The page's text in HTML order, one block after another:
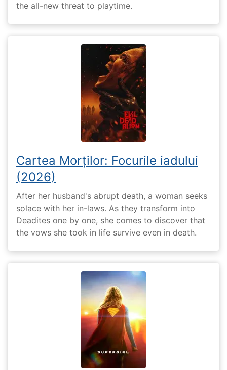
the all-new threat to playtime.
Cartea Morților: Focurile iadului
(2026)
After her husband's abrupt death, a woman seeks
solace with her in-laws. As they transform into
Deadites one by one, she comes to discover that
the vows she took in life survive even in death.